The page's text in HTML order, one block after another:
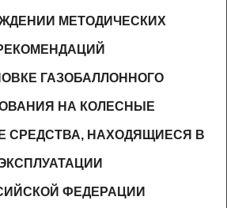
МЕТОДИЧЕСКИХ
ГАЗОБАЛЛОННОГО
НА КОЛЕСНЫЕ
СРЕДСТВА, НАХОДЯЩИЕСЯ В
ФЕДЕРАЦИИ